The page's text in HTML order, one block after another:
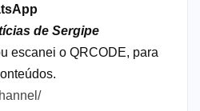
de Sergipe
escanei o QRCODE, para